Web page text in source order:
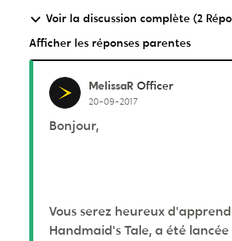
Voir la discussion complète (2
Afficher les réponses parentes
MelissaR Officer
20-09-2017
Bonjour,
Vous serez heureux
Handmaid's Tale, a été